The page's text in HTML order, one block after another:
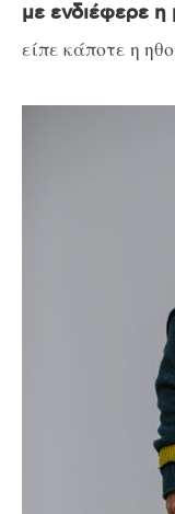
με ενδιέφερε η
είπε κάποτε η